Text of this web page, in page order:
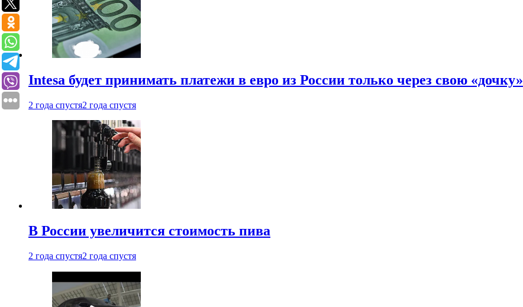
Intesa будет принимать платежи в евро из России только через свою «дочку»
2 года спустя2 года спустя
В России увеличится стоимость пива
2 года спустя2 года спустя